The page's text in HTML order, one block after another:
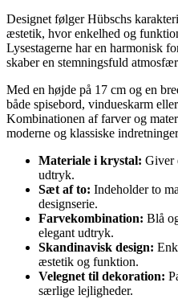
Designet følger Hübschs
æstetik, hvor enkelhed og
Lysestagerne har en harmonisk
skaber en stemningsfuld
Med en højde på 17 cm og en
både spisebord, vindueskarm
Kombinationen af farver og
moderne og klassiske
Materiale i krystal: Giver
udtryk.
Sæt af to: Indeholder to
designserie.
Farvekombination: Blå
elegant udtryk.
Skandinavisk design:
æstetik og funktion.
Velegnet til dekoration:
særlige lejligheder.